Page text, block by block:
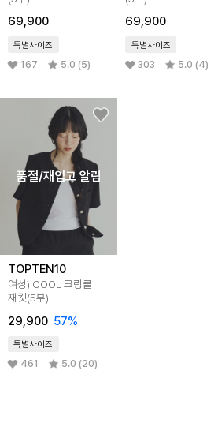
69,900
특별사이즈
167 5.0 (5)
69,900
특별사이즈
303 5.0 (4)
품절/재입고 알림
TOPTEN10
여성) COOL 크링클
재킷(5부)
29,900 57%
특별사이즈
461 5.0 (20)